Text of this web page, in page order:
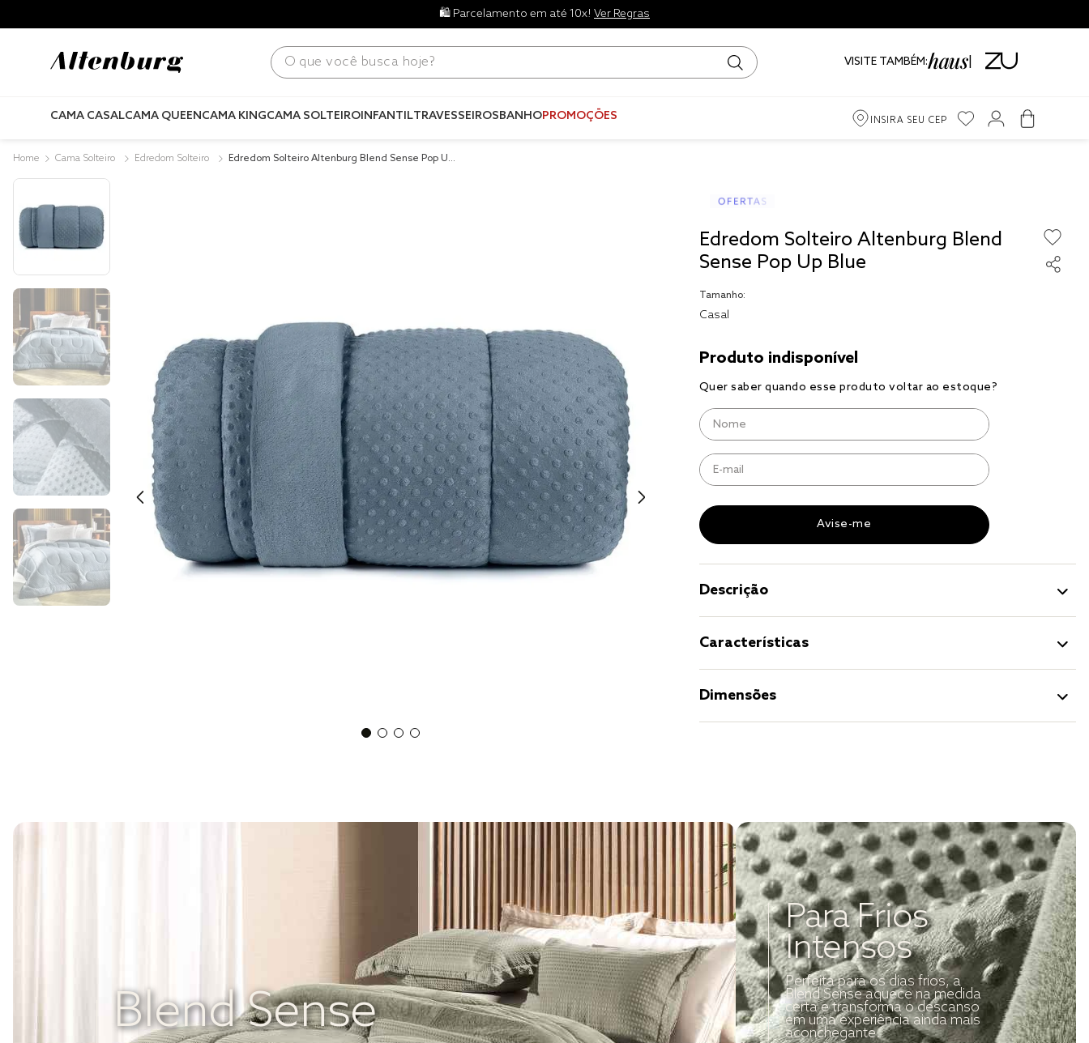
🛍️ Parcelamento em até 10x! Ver Regras
O que você busca hoje?
VISITE TAMBÉM:
CAMA CASALCAMA QUEENCAMA KINGCAMA SOLTEIROINFANTILTRAVESSEIROSBANHOPROMOÇÕES INSIRA SEU CEP
Cama Solteiro Edredom Solteiro
Edredom Solteiro Altenburg Blend Sense Pop Up
Edredom Solteiro Altenburg Blend
Sense Pop Up Blue
Tamanho:
Casal
Descrição
Características
Dimensões
Blend Sense
Para Frios
Intensos
Perfeita para os dias frios, a
Blend Sense aquece na medida
certa e transforma o descanso
em uma experiência ainda mais
aconchegante.
travesseiro
tencel
casal